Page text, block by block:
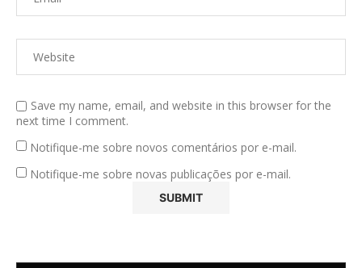
Save my name, email, and website in this browser for the
next time I comment.
Notifique-me sobre novos comentários por e-mail.
Notifique-me sobre novas publicações por e-mail.